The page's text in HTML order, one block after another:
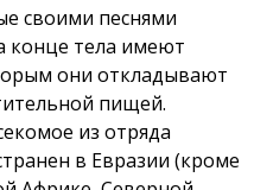
своими песнями
конце тела имеют
они откладывают
пищей.
из отряда
в Евразии (кроме